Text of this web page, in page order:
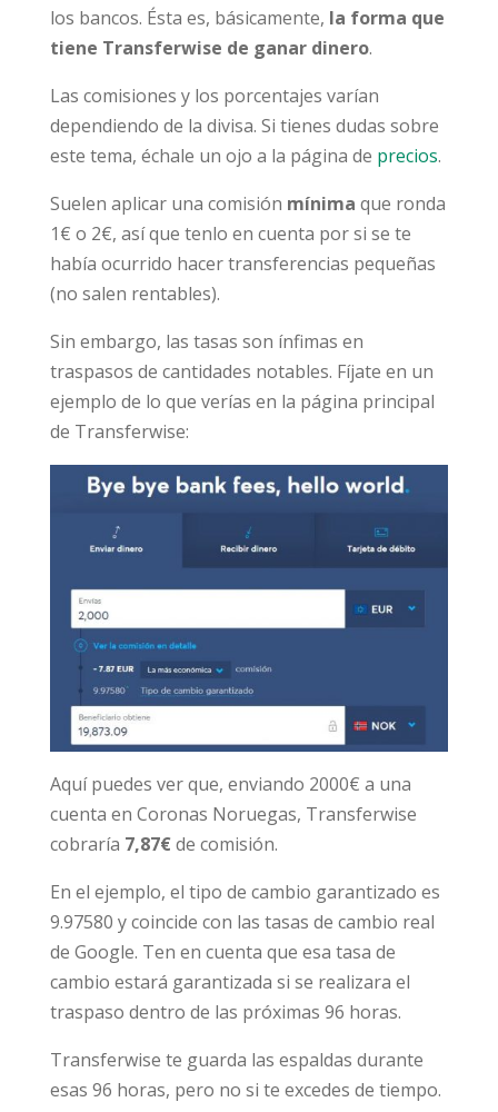
los bancos. Ésta es, básicamente, la forma que
tiene Transferwise de ganar dinero.
Las comisiones y los porcentajes varían
dependiendo de la divisa. Si tienes dudas sobre
este tema, échale un ojo a la página de precios.
Suelen aplicar una comisión mínima que ronda
1€ o 2€, así que tenlo en cuenta por si se te
había ocurrido hacer transferencias pequeñas
(no salen rentables).
Sin embargo, las tasas son ínfimas en
traspasos de cantidades notables. Fíjate en un
ejemplo de lo que verías en la página principal
de Transferwise:
Aquí puedes ver que, enviando 2000€ a una
cuenta en Coronas Noruegas, Transferwise
cobraría 7,87€de comisión.
En el ejemplo, el tipo de cambio garantizado es
9.97580 y coincide con las tasas de cambio real
de Google. Ten en cuenta que esa tasa de
cambio estará garantizada si se realizara el
traspaso dentro de las próximas 96 horas.
Transferwise te guarda las espaldas durante
esas 96 horas, pero no si te excedes de tiempo.